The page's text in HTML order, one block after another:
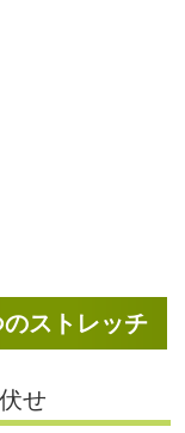
ストレッチ
せ